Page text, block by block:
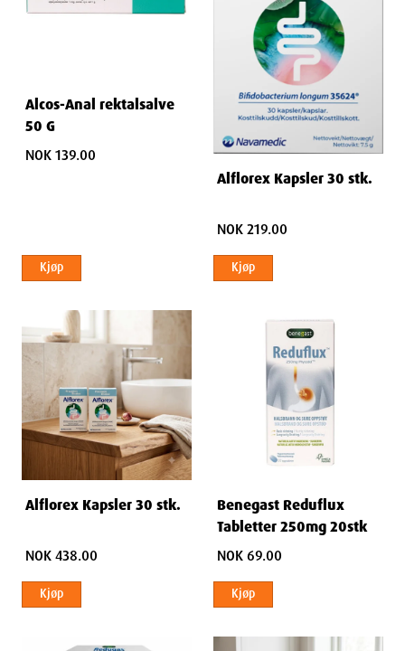
Alcos-Anal rektalsalve
50 G
NOK 139.00
Kjøp
Alflorex Kapsler 30 stk.
NOK 219.00
Kjøp
Alflorex Kapsler 30 stk.
NOK 438.00
Kjøp
Benegast Reduflux
Tabletter 250mg 20stk
NOK 69.00
Kjøp